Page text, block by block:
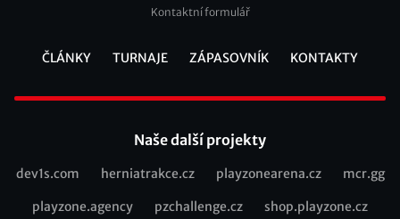
Kontaktní formulář
ČLÁNKY TURNAJE ZÁPASOVNÍK KONTAKTY
Naše další projekty
Recommended
dev1s.com herniatrakce.cz playzonearena.cz mcr.gg
playzone.agency pzchallenge.cz shop.playzone.cz